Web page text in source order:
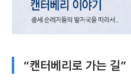
“캔터베리로 가는 길”